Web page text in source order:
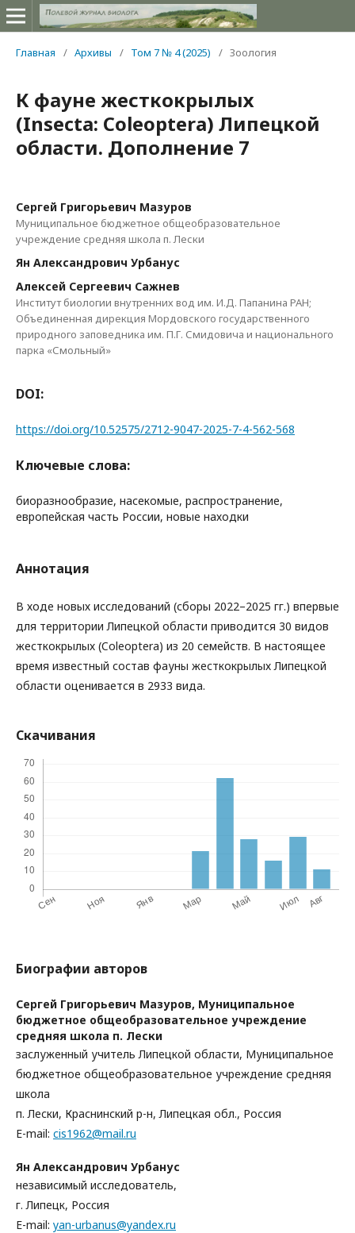
Главная / Архивы / Том 7 № 4 (2025) / Зоология
К фауне жесткокрылых
(Insecta: Coleoptera) Липецкой
области. Дополнение 7
Сергей Григорьевич Мазуров
Муниципальное бюджетное общеобразовательное
учреждение средняя школа п. Лески
Ян Александрович Урбанус
Алексей Сергеевич Сажнев
Институт биологии внутренних вод им. И.Д. Папанина РАН;
Объединенная дирекция Мордовского государственного
природного заповедника им. П.Г. Смидовича и национального
парка «Смольный»
DOI:
https://doi.org/10.52575/2712-9047-2025-7-4-562-568
Ключевые слова:
биоразнообразие, насекомые, распространение,
европейская часть России, новые находки
Аннотация
В ходе новых исследований (сборы 2022–2025 гг.) впервые
для территории Липецкой области приводится 30 видов
жесткокрылых (Coleoptera) из 20 семейств. В настоящее
время известный состав фауны жесткокрылых Липецкой
области оценивается в 2933 вида.
Скачивания
Биографии авторов
Сергей Григорьевич Мазуров, Муниципальное
бюджетное общеобразовательное учреждение
средняя школа п. Лески
заслуженный учитель Липецкой области, Муниципальное
бюджетное общеобразовательное учреждение средняя
школа
п. Лески, Краснинский р-н, Липецкая обл., Россия
E-mail: cis1962@mail.ru
Ян Александрович Урбанус
независимый исследователь,
г. Липецк, Россия
E-mail: yan-urbanus@yandex.ru